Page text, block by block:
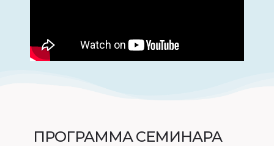
ПРОГРАММА СЕМИНАРА